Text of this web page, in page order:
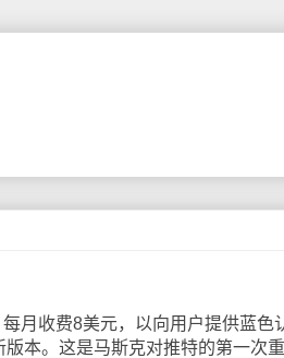
月收费8美元，以向用户提供蓝色
本。这是马斯克对推特的第一次